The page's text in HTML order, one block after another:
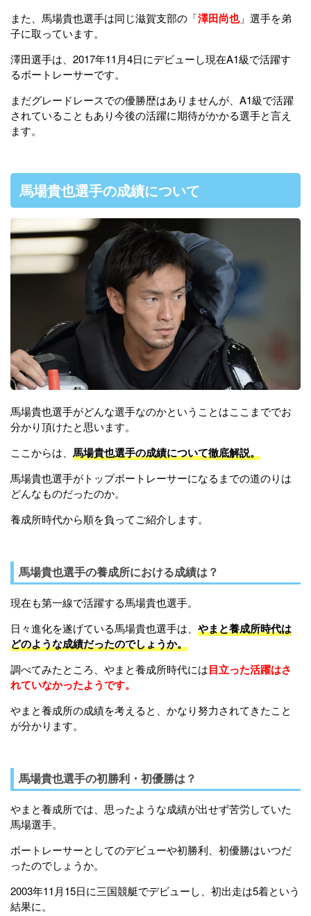
また、馬場貴也選手は同じ滋賀支部の「澤田尚也」選手を弟
子に取っています。
澤田選手は、2017年11月4日にデビューし現在A1級で活躍す
るボートレーサーです。
まだグレードレースでの優勝歴はありませんが、A1級で活躍
されていることもあり今後の活躍に期待がかかる選手と言え
ます。
馬場貴也選手の成績について
馬場貴也選手がどんな選手なのかということはここまででお
分かり頂けたと思います。
ここからは、 馬場貴也選手の成績について徹底解説。
馬場貴也選手がトップボートレーサーになるまでの道のりは
どんなものだったのか。
養成所時代から順を負ってご紹介します。
馬場貴也選手の養成所における成績は？
現在も第一線で活躍する馬場貴也選手。
日々進化を遂げている馬場貴也選手は、 やまと養成所時代は
どのような成績だったのでしょうか。
調べてみたところ、やまと養成所時代には目立った活躍はさ
れていなかったようです。
やまと養成所の成績を考えると、かなり努力されてきたこと
が分かります。
馬場貴也選手の初勝利・初優勝は？
やまと養成所では、思ったような成績が出せず苦労していた
馬場選手。
ボートレーサーとしてのデビューや初勝利、初優勝はいつだ
ったのでしょうか。
2003年11月15日に三国競艇でデビューし、初出走は5着という
結果に。